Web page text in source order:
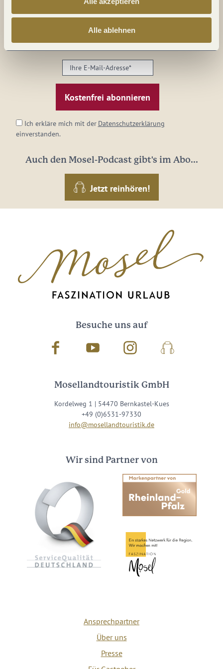
Alle ablehnen
Alles im Fluss...
Ihre
E-
Mail-
Adresse:
Ich erkläre mich mit der Datenschutzerklärung
einverstanden.
Auch den Mosel-Podcast gibt's im Abo...
Jetzt reinhören!
Besuche uns auf
Facebook Youtube InstagramPodcast
Mosellandtouristik GmbH
Kordelweg 1 | 54470 Bernkastel-Kues
+49 (0)6531-97330
info@mosellandtouristik.de
Wir sind Partner von
Ansprechpartner
Über uns
Presse